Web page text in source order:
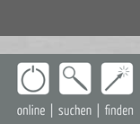
Inhalt
springen